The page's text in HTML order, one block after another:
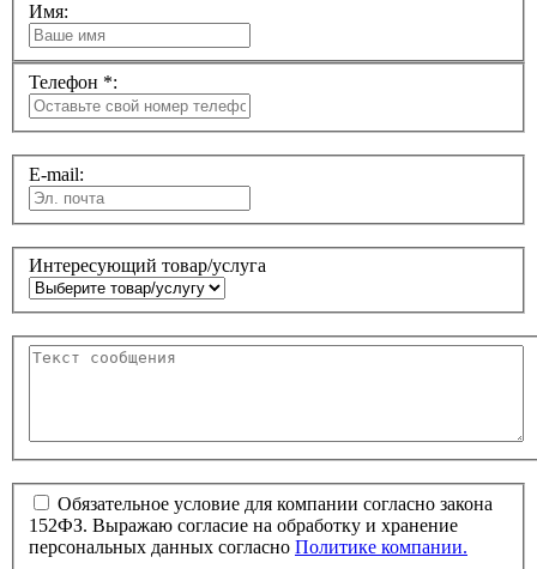
Имя:
Телефон *:
E-mail:
Интересующий товар/услуга
Обязательное условие для компании согласно закона
152ФЗ. Выражаю согласие на обработку и хранение
персональных данных согласно Политике компании.